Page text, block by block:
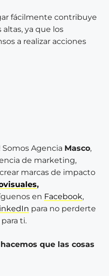
fácilmente contribuye
ya que los
a realizar acciones
Somos Agencia Masco,
de marketing,
marcas de impacto
,
en Facebook,
para no perderte
ti.
que las cosas